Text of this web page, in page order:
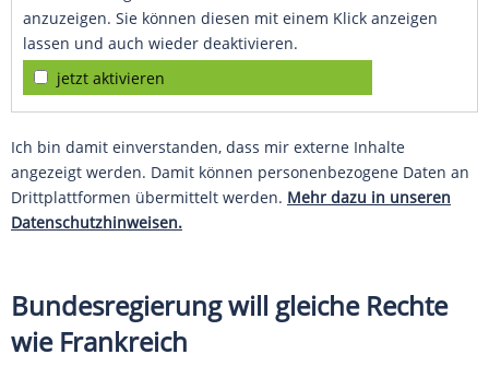
anzuzeigen. Sie können diesen mit einem Klick anzeigen
lassen und auch wieder deaktivieren.
jetzt aktivieren
Ich bin damit einverstanden, dass mir externe Inhalte
angezeigt werden. Damit können personenbezogene Daten an
Drittplattformen übermittelt werden. Mehr dazu in unseren
Datenschutzhinweisen.
Bundesregierung will gleiche Rechte
wie Frankreich